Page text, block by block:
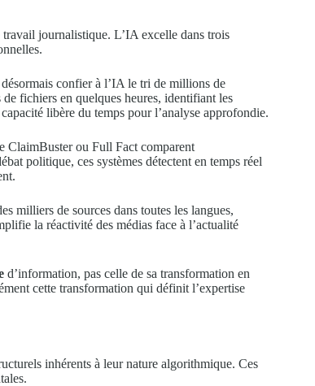
journalistique. L’IA excelle dans trois
confier à l’IA le tri de millions de
fichiers en quelques heures, identifiant les
libère du temps pour l’analyse approfondie.
ClaimBuster ou Full Fact comparent
politique, ces systèmes détectent en temps réel
milliers de sources dans toutes les langues,
la réactivité des médias face à l’actualité
d’information, pas celle de sa transformation en
cette transformation qui définit l’expertise
inhérents à leur nature algorithmique. Ces